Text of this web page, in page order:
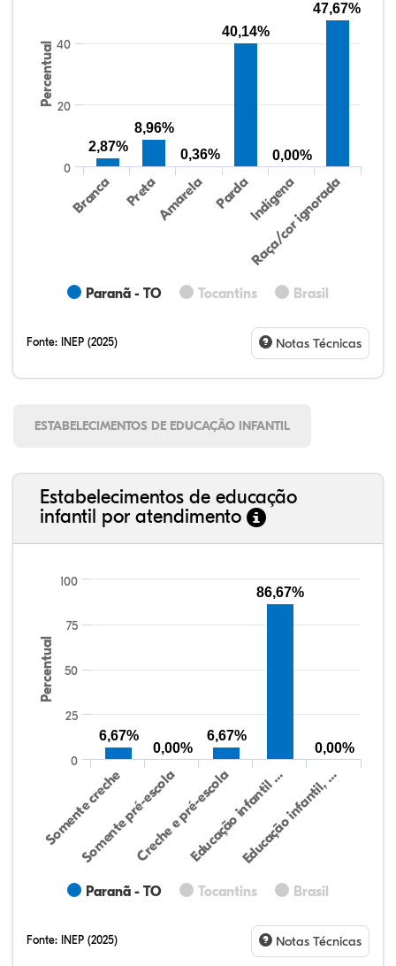
Percentual
Paranã - TO Tocantins Brasil
Branca PretaAmarela PardaIndígena
Raça/cor ignorada
0
20
40
2,87%
8,96%
0,36%
40,14%
0,00%
47,67%
Fonte: INEP (2025) Notas Técnicas
ESTABELECIMENTOS DE EDUCAÇÃO INFANTIL
Estabelecimentos de educação
infantil por atendimento
Percentual
Paranã - TO Tocantins Brasil
Somente creche
Somente pré-escolaCreche e pré-escolaEducação infantil …
Educação infantil, …
0
100
25
50
75
6,67%
0,00%
6,67%
86,67%
0,00%
Fonte: INEP (2025) Notas Técnicas